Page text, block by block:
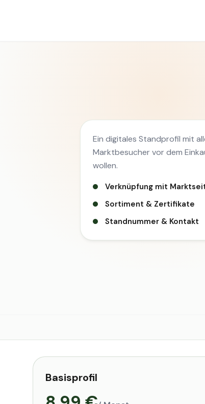
Ein digitales Standprofil mit
Marktbesucher vor dem
wollen.
Verknüpfung mit
Sortiment & Zertifikate
Standnummer & Kontakt
Basisprofil